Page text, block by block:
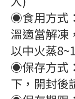
◉食用方式
溫適當解凍
以中火蒸
◉保存方式
下，開封後